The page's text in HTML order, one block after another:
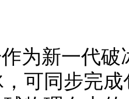
新一代破
可同步完